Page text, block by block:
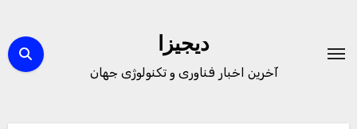
content
دیجیزا
آخرین اخبار فناوری و تکنولوژی جهان